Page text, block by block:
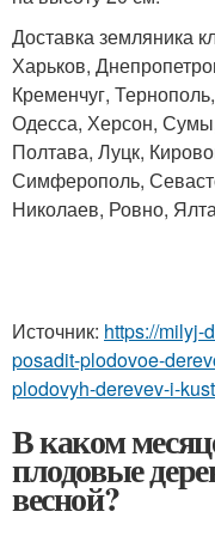
Доставка земляника
Харьков,
Кременчуг,
Одесса, Херсон,
Полтава, Луцк,
Симферополь,
Николаев, Ровно,
Источник: https://milyj-
posadit-plodovoe-
plodovyh-derevev-i-
В каком
плодовые
весной?